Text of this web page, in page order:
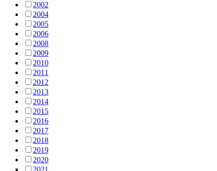
2002
2004
2005
2006
2008
2009
2010
2011
2012
2013
2014
2015
2016
2017
2018
2019
2020